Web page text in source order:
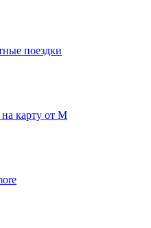
поездки
карту от M